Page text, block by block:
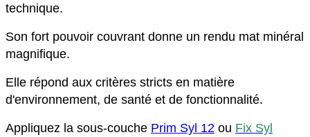
technique.
Son fort pouvoir couvrant donne un rendu mat minéral
magnifique.
Elle répond aux critères stricts en matière
d'environnement, de santé et de fonctionnalité.
Appliquez la sous-couche Prim Syl 12 ou Fix Syl